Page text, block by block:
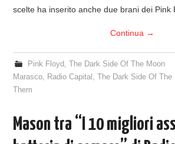
CONTATTI
PINKFLOYDIANE
POLICY/COOKIES
scelte ha inserito anche due brani dei Pink
Continua →
Pink Floyd, The Dark Side Of The Moon
Marasco, Radio Capital ,The Dark Side Of The
Them
Mason tra “I 10 migliori